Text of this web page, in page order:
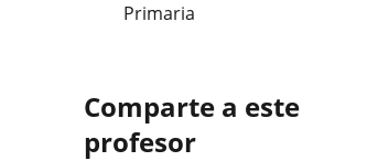
Primaria
Comparte a este
profesor